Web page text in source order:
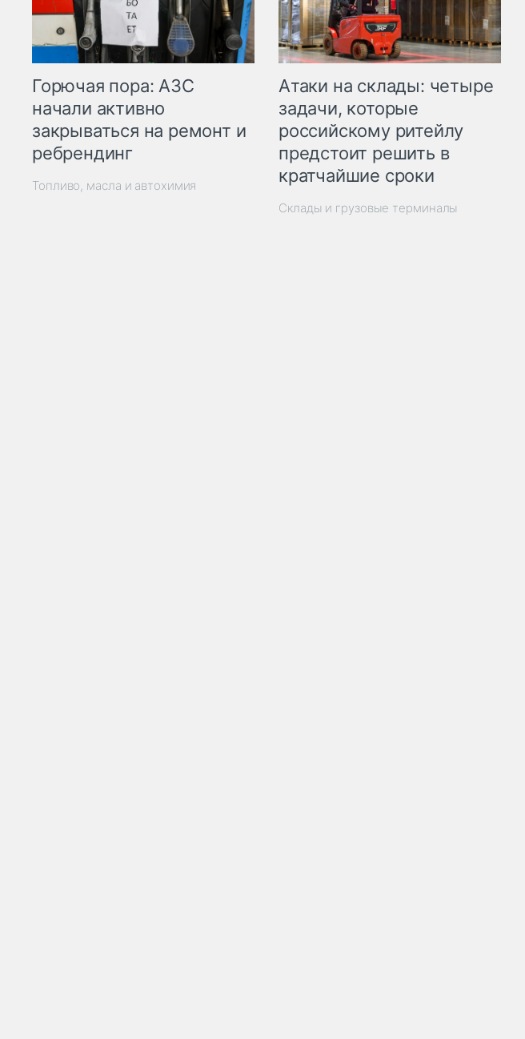
Горючая пора: АЗС
начали активно
закрываться на ремонт и
ребрендинг
Топливо, масла и автохимия
Атаки на склады: четыре
задачи, которые
российскому ритейлу
предстоит решить в
кратчайшие сроки
Склады и грузовые терминалы